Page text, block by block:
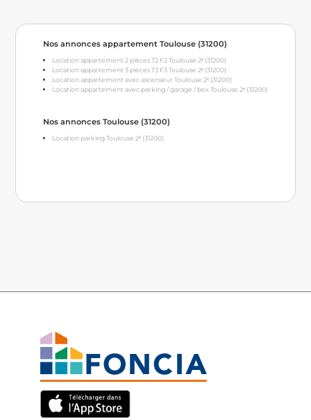
Nos annonces appartement Toulouse (31200)
Location appartement 2 pièces T2 F2 Toulouse 2ᵉ (31200)
Location appartement 3 pièces T3 F3 Toulouse 2ᵉ (31200)
Location appartement avec ascenseur Toulouse 2ᵉ (31200)
Location appartement avec parking / garage / box Toulouse 2ᵉ (31200)
Nos annonces Toulouse (31200)
Location parking Toulouse 2ᵉ (31200)